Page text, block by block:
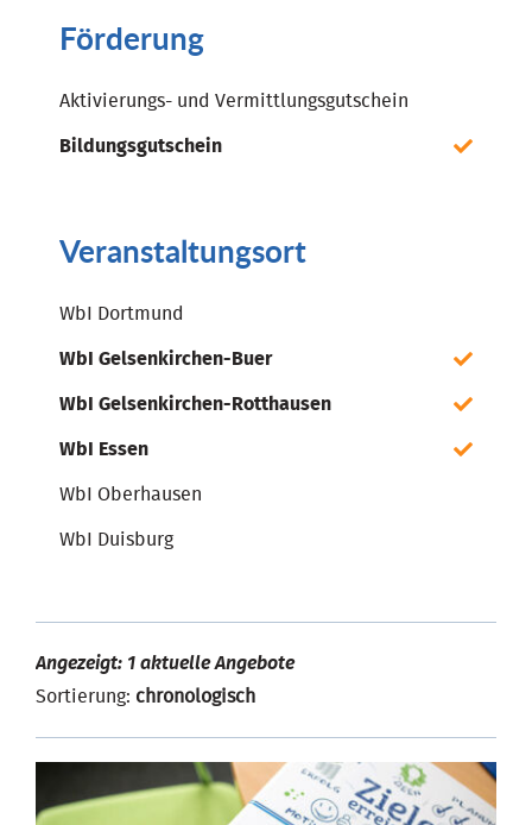
Förderung
Aktivierungs- und Vermittlungsgutschein
Bildungsgutschein
Veranstaltungsort
WbI Dortmund
WbI Gelsenkirchen-Buer
WbI Gelsenkirchen-Rotthausen
WbI Essen
WbI Oberhausen
WbI Duisburg
Angezeigt: 1 aktuelle Angebote
Sortierung: chronologisch